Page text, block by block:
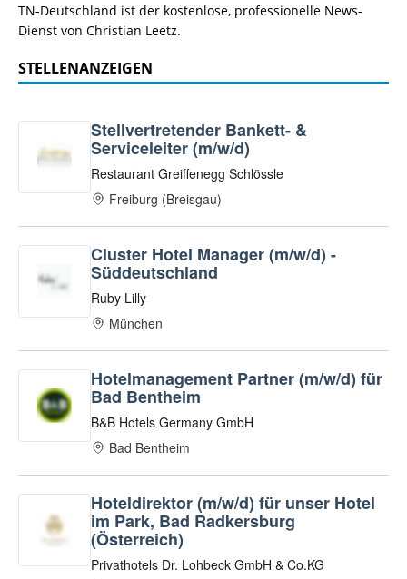
TN-Deutschland ist der kostenlose, professionelle News-
Dienst von Christian Leetz.
STELLENANZEIGEN